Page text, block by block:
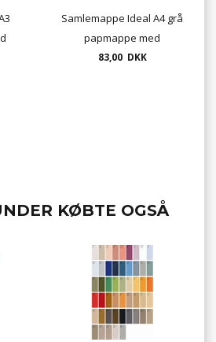
Samlemappe Ideal A4 grå
papmappe med
metalhjørner
83,00 DKK
KØBTE OGSÅ